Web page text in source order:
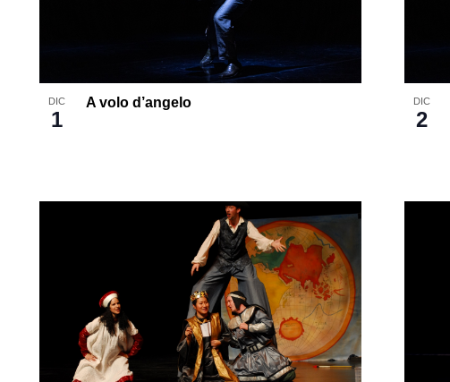
DIC
1
A volo d’angelo DIC
2